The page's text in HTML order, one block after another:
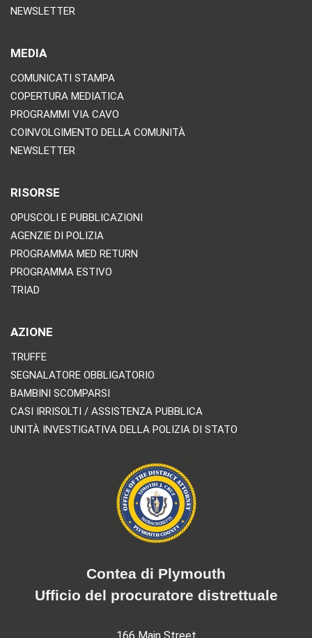
NEWSLETTER
MEDIA
COMUNICATI STAMPA
COPERTURA MEDIATICA
PROGRAMMI VIA CAVO
COINVOLGIMENTO DELLA COMUNITÀ
NEWSLETTER
RISORSE
OPUSCOLI E PUBBLICAZIONI
AGENZIE DI POLIZIA
PROGRAMMA MED RETURN
PROGRAMMA ESTIVO
TRIAD
AZIONE
TRUFFE
SEGNALATORE OBBLIGATORIO
BAMBINI SCOMPARSI
CASI IRRISOLTI / ASSISTENZA PUBBLICA
UNITÀ INVESTIGATIVA DELLA POLIZIA DI STATO
Contea di Plymouth
Ufficio del procuratore distrettuale